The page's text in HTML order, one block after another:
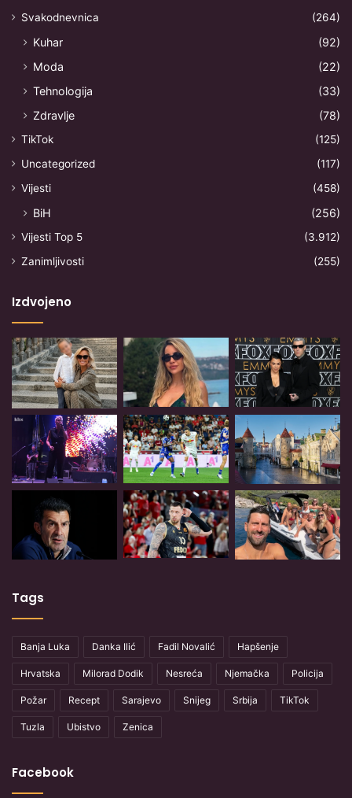
Svakodnevnica
(264)
Kuhar
(92)
Moda
(22)
Tehnologija
(33)
Zdravlje
(78)
TikTok
(125)
Uncategorized
(117)
Vijesti
(458)
BiH (256)
Vijesti Top 5
(3.912)
Zanimljivosti
(255)
Izdvojeno
Tags
Banja Luka Danka Ilić Fadil Novalić Hapšenje
Hrvatska Milorad Dodik Nesreća Njemačka Policija
Požar Recept Sarajevo Snijeg Srbija TikTok
Tuzla Ubistvo Zenica
Facebook